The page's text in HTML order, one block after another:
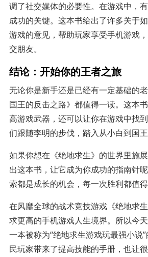
调了社交媒体的必要性。在游戏中，
成功的关键。这本书给出了许多关于
游戏的意见，帮助玩家享受手机游戏
交朋友。
结论：开始你的王者之旅
无论你是新手还是已经有一定基础的
国王的反击之路》都值得一读。这本
高游戏武器，还可以让你在游戏中找
们跟随李明的步伐，踏入从小白到国
如果你想在《绝地求生》的世界里施
出这本书，让它成为你成功的指南针
索都是成长的机会，每一次胜利都值得
在风靡全球的战术竞技游戏《绝地求
求更高的手机游戏人生境界。所以今
一本被称为“绝地求生游戏玩最强小说
民玩家带来了提高技能的手册，也让